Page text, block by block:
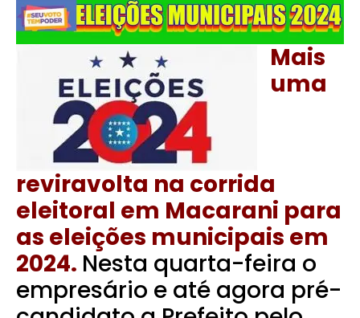
Mais
uma
reviravolta na corrida
eleitoral em Macarani para
as eleições municipais em
2024. Nesta quarta-feira o
empresário e até agora pré-